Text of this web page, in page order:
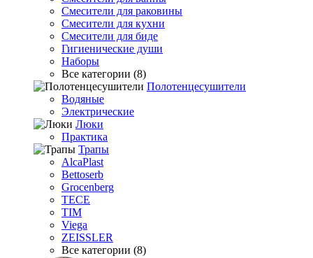
Смесители для раковины
Смесители для кухни
Смесители для биде
Гигиенические души
Наборы
Все категории (8)
Полотенцесушители
Водяные
Электрические
Люки
Практика
Трапы
AlcaPlast
Bettoserb
Grocenberg
TECE
TIM
Viega
ZEISSLER
Все категории (8)